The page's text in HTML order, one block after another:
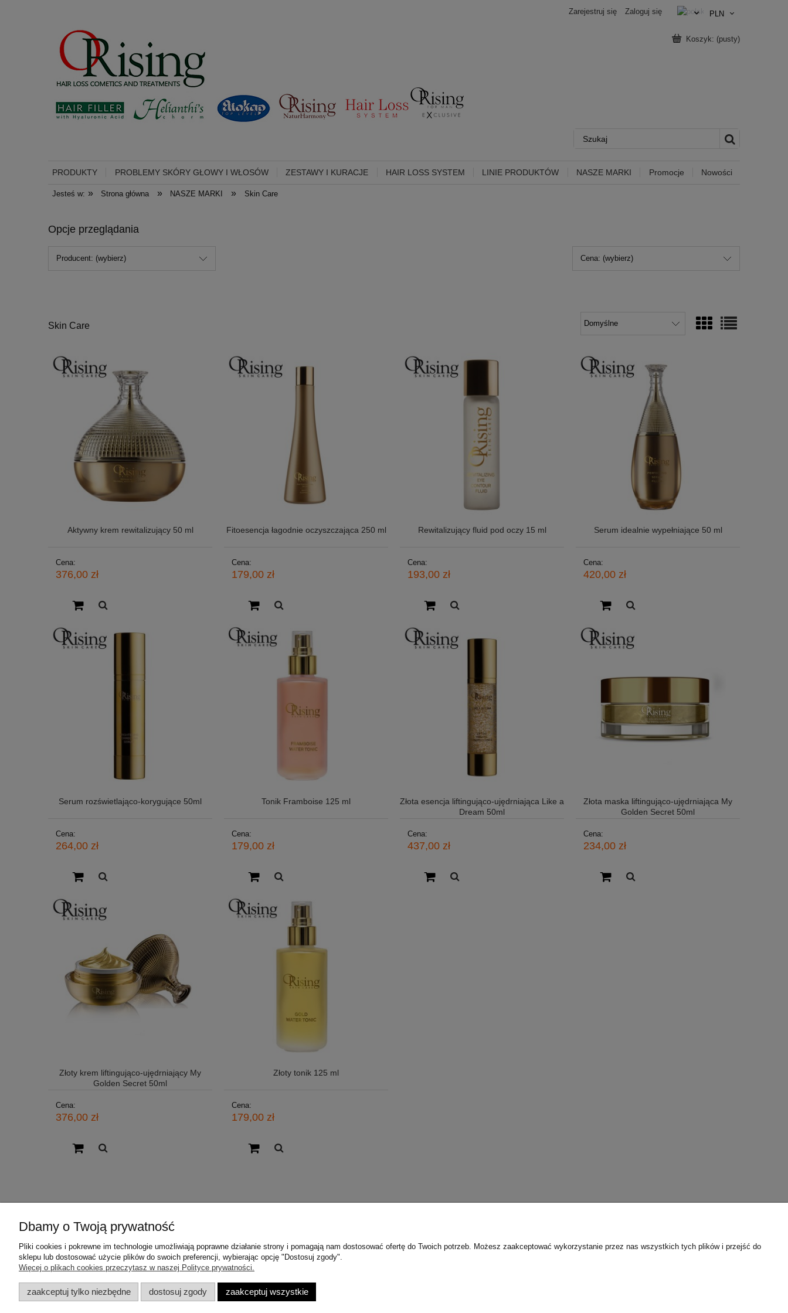
Zarejestruj się Zaloguj się
Koszyk: (pusty)
PRODUKTY PROBLEMY SKÓRY GŁOWY I WŁOSÓW ZESTAWY I KURACJE HAIR LOSS SYSTEM LINIE PRODUKTÓW NASZE MARKI Promocje Nowości
Jesteś w: » Strona główna » NASZE MARKI » Skin Care
Opcje przeglądania
Producent: (wybierz) Cena: (wybierz)
Skin Care
Aktywny krem rewitalizujący 50 ml
Cena:
376,00 zł
Fitoesencja łagodnie oczyszczająca 250 ml
Cena:
179,00 zł
Rewitalizujący fluid pod oczy 15 ml
Cena:
193,00 zł
Serum idealnie wypełniające 50 ml
Cena:
420,00 zł
Serum rozświetlająco-korygujące 50ml
Cena:
264,00 zł
Tonik Framboise 125 ml
Cena:
179,00 zł
Złota esencja liftingująco-ujędrniająca Like a
Dream 50ml
Cena:
437,00 zł
Złota maska liftingująco-ujędrniająca My
Golden Secret 50ml
Cena:
234,00 zł
Złoty krem liftingująco-ujędrniający My
Golden Secret 50ml
Cena:
376,00 zł
Złoty tonik 125 ml
Cena:
179,00 zł
Orising i Eliokap
Czym jest Trychologia?
Orising
Eliokap
Moje konto
Twoje zamówienia
Ustawienia konta
Przechowalnia
Płatności i dostawa Informacje
Dbamy o Twoją prywatność
Pliki cookies i pokrewne im technologie umożliwiają poprawne działanie strony i pomagają nam dostosować ofertę do Twoich potrzeb. Możesz zaakceptować wykorzystanie przez nas wszystkich tych plików i przejść do
sklepu lub dostosować użycie plików do swoich preferencji, wybierając opcję "Dostosuj zgody".
Więcej o plikach cookies przeczytasz w naszej Polityce prywatności.
zaakceptuj tylko niezbędne dostosuj zgody zaakceptuj wszystkie